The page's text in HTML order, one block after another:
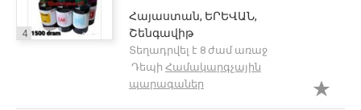
4
Հայաստան, ԵՐԵՎԱՆ,
Շենգավիթ
Տեղադրվել է 8 ժամ առաջ
Դեպի Համակարգչային
պարագաներ